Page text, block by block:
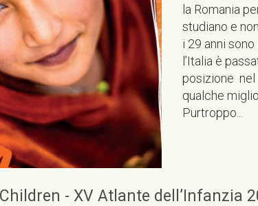
la Romania
studiano e
i 29 anni
l’Italia è
posizione nel
qualche
Purtroppo...
- XV Atlante dell’Infanzia